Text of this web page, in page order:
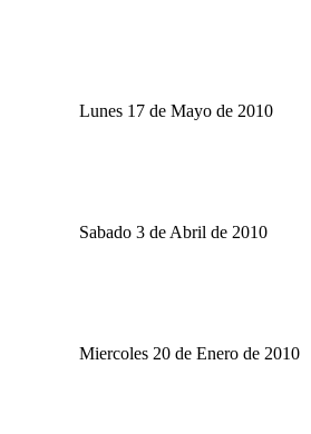
Lunes 17 de Mayo de 2010
Sabado 3 de Abril de 2010
Miercoles 20 de Enero de 2010